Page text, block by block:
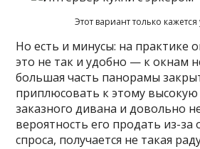
Этот вариант только
Но есть и минусы: на практике
это не так и удобно — к окнам
большая часть панорамы
приплюсовать к этому высокую
заказного дивана и довольно
вероятность его продать из-за
спроса, получается не такая